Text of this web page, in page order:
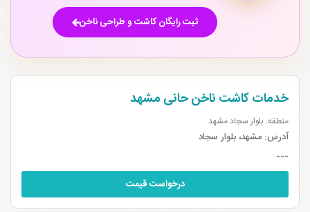
ثبت رایگان کاشت و طراحی ناخن
خدمات کاشت ناخن حانی مشهد
منطقه: بلوار سجاد مشهد
آدرس:مشهد، بلوار سجاد
---
درخواست قیمت